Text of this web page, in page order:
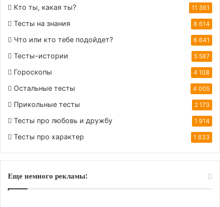
Кто ты, какая ты? 11 361
Тесты на знания 8 614
Что или кто тебе подойдет? 6 641
Тесты-истории 5 587
Гороскопы 4 108
Остальные тесты 4 005
Прикольные тесты 2 173
Тесты про любовь и дружбу 1 914
Тесты про характер 1 833
Еще немного рекламы: